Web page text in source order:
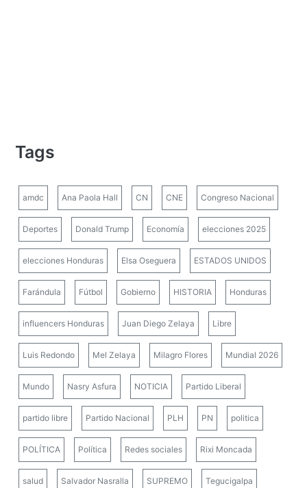
Tags
amdc Ana Paola Hall CN CNE Congreso Nacional
Deportes Donald Trump Economía elecciones 2025
elecciones Honduras Elsa Oseguera ESTADOS UNIDOS
Farándula Fútbol Gobierno HISTORIA Honduras
influencers Honduras Juan Diego Zelaya Libre
Luis Redondo Mel Zelaya Milagro Flores Mundial 2026
Mundo Nasry Asfura NOTICIA Partido Liberal
partido libre Partido Nacional PLH PN politica
POLÍTICA Política Redes sociales Rixi Moncada
salud Salvador Nasralla SUPREMO Tegucigalpa